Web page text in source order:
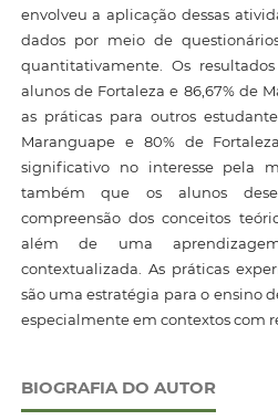
envolveu a aplicação dessas
dados por meio de
quantitativamente. Os
alunos de Fortaleza e 86,67% de
as práticas para outros
Maranguape e 80% de
significativo no interesse pela
também que os alunos
compreensão dos conceitos
além de uma
contextualizada. As práticas
são uma estratégia para o ensino
especialmente em contextos com
BIOGRAFIA DO AUTOR